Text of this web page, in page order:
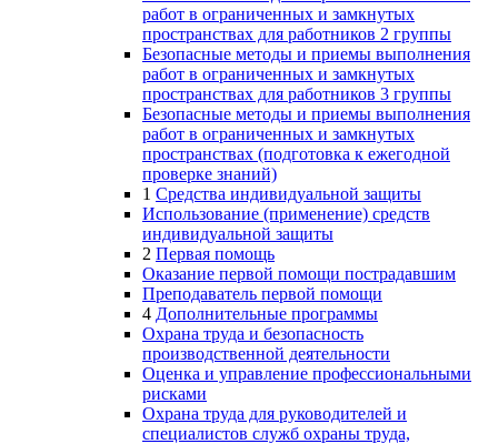
работ в ограниченных и замкнутых
пространствах для работников 2 группы
Безопасные методы и приемы выполнения
работ в ограниченных и замкнутых
пространствах для работников 3 группы
Безопасные методы и приемы выполнения
работ в ограниченных и замкнутых
пространствах (подготовка к ежегодной
проверке знаний)
1 Средства индивидуальной защиты
Использование (применение) средств
индивидуальной защиты
2 Первая помощь
Оказание первой помощи пострадавшим
Преподаватель первой помощи
4 Дополнительные программы
Охрана труда и безопасность
производственной деятельности
Оценка и управление профессиональными
рисками
Охрана труда для руководителей и
специалистов служб охраны труда,